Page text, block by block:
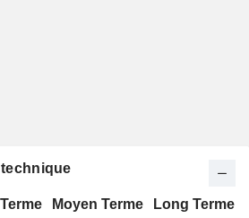
Moyen Terme
Long Terme